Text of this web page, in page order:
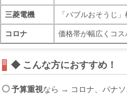
三菱電機 「バブルおそうじ
コロナ 価格帯が幅広くコ
◆ こんな方におすすめ！
予算重視なら → コロナ、パナソ